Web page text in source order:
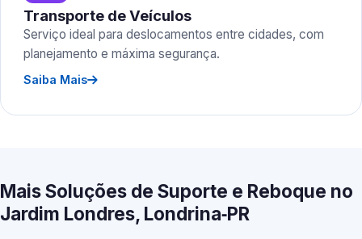
Transporte de Veículos
Serviço ideal para deslocamentos entre cidades, com
planejamento e máxima segurança.
Saiba Mais
Mais Soluções de Suporte e Reboque no
Jardim Londres, Londrina‑PR